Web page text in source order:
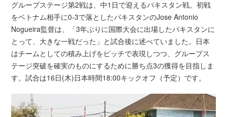
グループステージ第2戦は、中1日で迎えるパキスタン戦。初戦
をベトナム相手に0-3で落としたパキスタンのJose Antonio
Nogueira監督は、「3年ぶりに国際大会に出場したパキスタンに
とって、大きな一戦だった」と試合後に述べていました。日本
はチームとしての積み上げをピッチで表現しつつ、グループス
テージ突破を確実のものにするために勝ち点3の獲得を目指しま
す。試合は16日(木)日本時間18:00キックオフ（予定）です。